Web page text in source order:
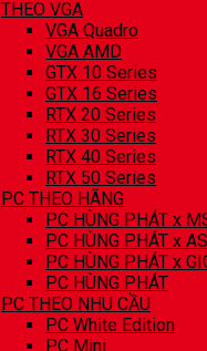
THEO VGA
VGA Quadro
VGA AMD
GTX 10 Series
GTX 16 Series
RTX 20 Series
RTX 30 Series
RTX 40 Series
RTX 50 Series
PC THEO HÃNG
PC HÙNG PHÁT x
PC HÙNG PHÁT x
PC HÙNG PHÁT x
PC HÙNG PHÁT
PC THEO NHU CẦU
PC White Edition
PC Mini